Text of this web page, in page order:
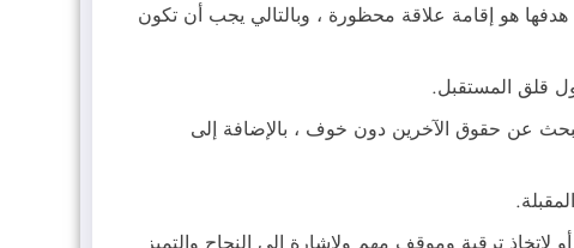
هدفها هو إقامة علاقة محظورة ، وبالتالي يجب أن تكون
قلق المستقبل.
البحث عن حقوق الآخرين دون خوف ، بالإضافة إلى